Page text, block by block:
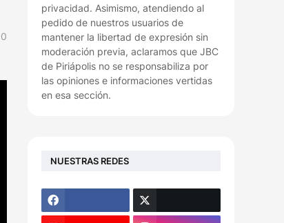
0
privacidad. Asimismo, atendiendo al
pedido de nuestros usuarios de
mantener la libertad de expresión sin
moderación previa, aclaramos que JBC
de Piriápolis no se responsabiliza por
las opiniones e informaciones vertidas
en esa sección.
NUESTRAS REDES